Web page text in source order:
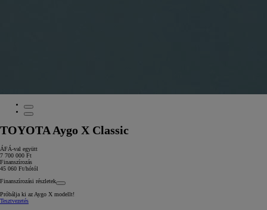
TOYOTA Aygo X Classic
ÁFÁ-val együtt
7 700 000 Ft
Finanszírozás
45 060 Ft/hótól
Finanszírozási részletek
Próbálja ki az Aygo X modellt!
Tesztvezetés